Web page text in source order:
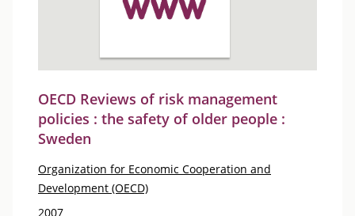
OECD Reviews of risk management
policies : the safety of older people :
Sweden
Organization for Economic Cooperation and
Development (OECD)
2007